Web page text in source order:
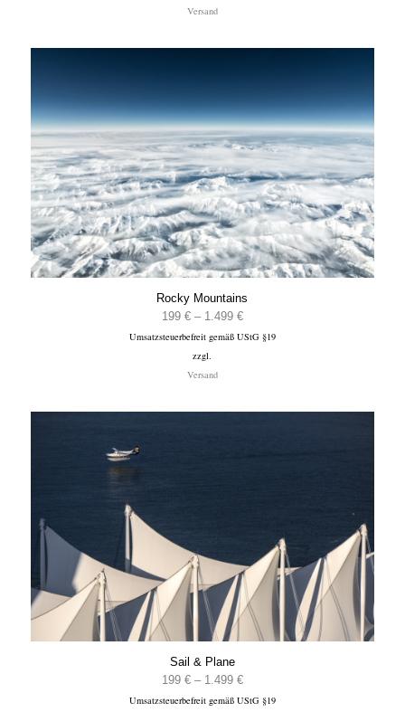
Versand
Rocky Mountains
199 € – 1.499 €Preisspanne:
199 €
Umsatzsteuerbefreit gemäß UStG §19
zzgl.
Versand
Sail & Plane
199 € – 1.499 €Preisspanne:
199 €
Umsatzsteuerbefreit gemäß UStG §19